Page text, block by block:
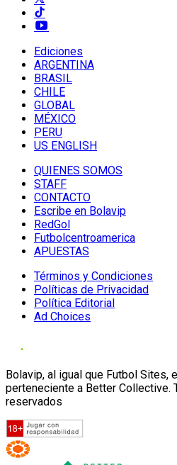
Ediciones
ARGENTINA
BRASIL
CHILE
GLOBAL
MÉXICO
PERU
US ENGLISH
QUIENES SOMOS
STAFF
CONTACTO
Escribe en Bolavip
RedGol
Futbolcentroamerica
APUESTAS
Términos y Condiciones
Políticas de Privacidad
Política Editorial
Ad Choices
Bolavip, al igual que Futbol Sites,
perteneciente a Better Collective.
reservados